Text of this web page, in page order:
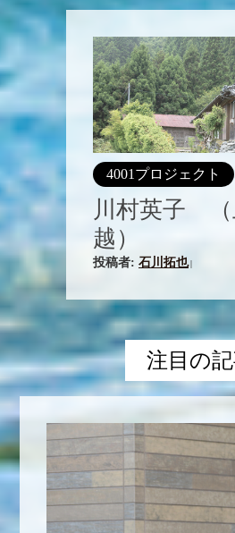
4001プロジェクト
川村英子 （
越）
投稿者: 石川拓也|
注目の